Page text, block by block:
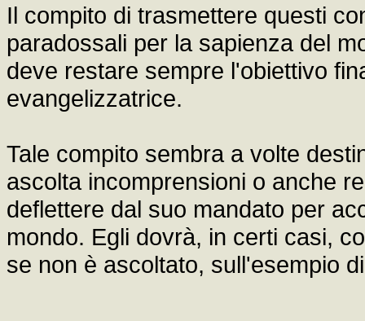
Il compito di trasmettere questi
paradossali per la sapienza del
deve restare sempre l'obiettivo
evangelizzatrice.
Tale compito sembra a volte
ascolta incomprensioni o anche
deflettere dal suo mandato per
mondo. Egli dovrà, in certi casi,
se non è ascoltato, sull'esempio